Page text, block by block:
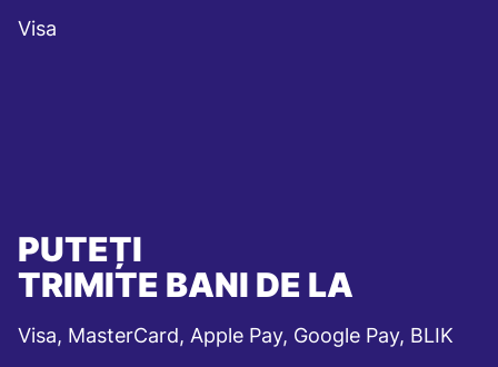
Visa
PUTEȚI
TRIMITE BANI DE LA
Visa, MasterCard, Apple Pay, Google Pay, BLIK